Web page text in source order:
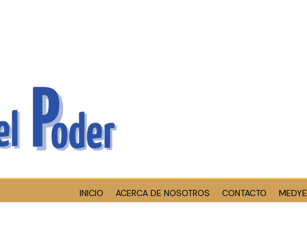
INICIO ACERCA DE NOSOTROS CONTACTO MEDYE